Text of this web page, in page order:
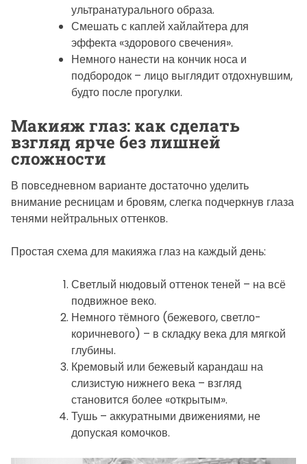
ультранатурального образа.
Смешать с каплей хайлайтера для
эффекта «здорового свечения».
Немного нанести на кончик носа и
подбородок – лицо выглядит отдохнувшим,
будто после прогулки.
Макияж глаз: как сделать
взгляд ярче без лишней
сложности
В повседневном варианте достаточно уделить
внимание ресницам и бровям, слегка подчеркнув глаза
тенями нейтральных оттенков.
Простая схема для макияжа глаз на каждый день:
Светлый нюдовый оттенок теней – на всё
подвижное веко.
Немного тёмного (бежевого, светло-
коричневого) – в складку века для мягкой
глубины.
Кремовый или бежевый карандаш на
слизистую нижнего века – взгляд
становится более «открытым».
Тушь – аккуратными движениями, не
допуская комочков.